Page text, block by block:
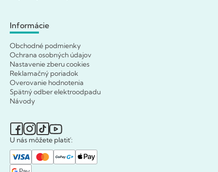
Informácie
Obchodné podmienky
Ochrana osobných údajov
Nastavenie zberu cookies
Reklamačný poriadok
Overovanie hodnotenia
Spätný odber elektroodpadu
Návody
U nás môžete platiť: